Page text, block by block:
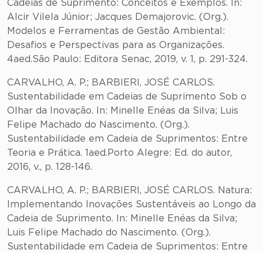
Cadeias de Suprimento: Conceitos e Exemplos. In:
Alcir Vilela Júnior; Jacques Demajorovic. (Org.).
Modelos e Ferramentas de Gestão Ambiental:
Desafios e Perspectivas para as Organizações.
4aed.São Paulo: Editora Senac, 2019, v. 1, p. 291-324.
CARVALHO, A. P.; BARBIERI, JOSÉ CARLOS.
Sustentabilidade em Cadeias de Suprimento Sob o
Olhar da Inovação. In: Minelle Enéas da Silva; Luis
Felipe Machado do Nascimento. (Org.).
Sustentabilidade em Cadeia de Suprimentos: Entre
Teoria e Prática. 1aed.Porto Alegre: Ed. do autor,
2016, v., p. 128-146.
CARVALHO, A. P.; BARBIERI, JOSÉ CARLOS. Natura:
Implementando Inovações Sustentáveis ao Longo da
Cadeia de Suprimento. In: Minelle Enéas da Silva;
Luis Felipe Machado do Nascimento. (Org.).
Sustentabilidade em Cadeia de Suprimentos: Entre